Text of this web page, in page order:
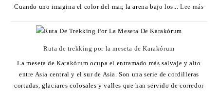
Cuando uno imagina el color del mar, la arena bajo los...Lee más
Ruta de trekking por la meseta de Karakórum
La meseta de Karakórum ocupa el entramado más salvaje y alto
entre Asia central y el sur de Asia. Son una serie de cordilleras
cortadas, glaciares colosales y valles que han servido de corredor